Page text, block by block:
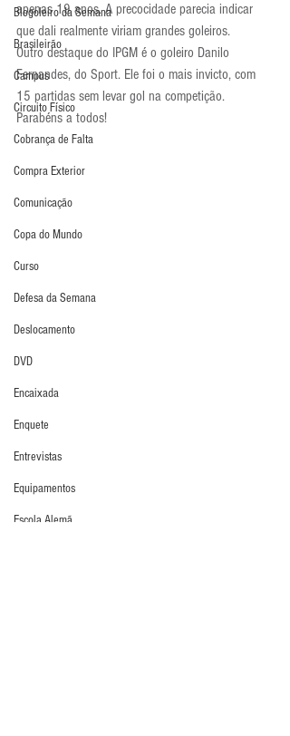
Blogoleiro da Semana
Brasileirão
Campus
Circuito Físico
Cobrança de Falta
Compra Exterior
Comunicação
Copa do Mundo
Curso
Defesa da Semana
Deslocamento
DVD
Encaixada
Enquete
Entrevistas
Equipamentos
Escola Alemã
apenas 19 anos. A precocidade parecia indicar
que dali realmente viriam grandes goleiros.
Outro destaque do IPGM é o goleiro Danilo
Fernandes, do Sport. Ele foi o mais invicto, com
15 partidas sem levar gol na competição.
Parabéns a todos!